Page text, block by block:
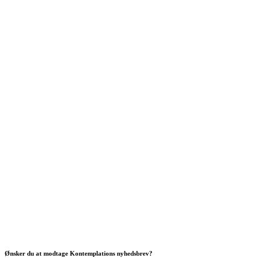
Ønsker du at modtage Kontemplations nyhedsbrev?